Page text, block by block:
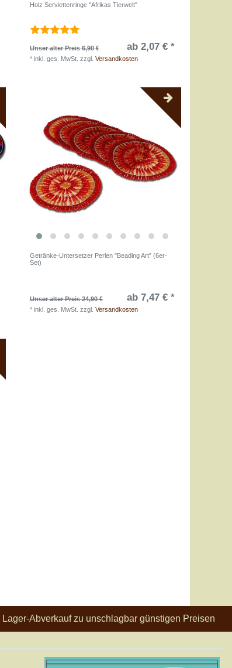
Holz Serviettenringe "Afrikas Tierwelt"
Unser alter Preis 6,90 € ab 2,07 € *
*inkl. ges. MwSt. zzgl.Versandkosten
Getränke-Untersetzer Perlen "Beading Art" (6er-
Set)
Unser alter Preis 24,90 € ab 7,47 € *
*inkl. ges. MwSt. zzgl.Versandkosten
Lager-Abverkauf zu unschlagbar günstigen Preisen